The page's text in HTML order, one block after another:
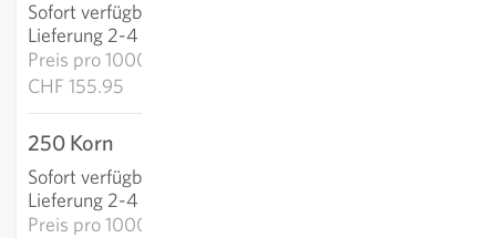
Sofort verfügbar
Lieferung 2-4 Tage
Preis pro1000k:
CHF 155.95
250 Korn
Sofort verfügbar
Lieferung 2-4 Tage
Preis pro1000k: